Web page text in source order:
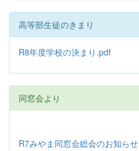
高等部生徒のきまり
R8年度学校の決まり.pdf
同窓会より
R7みやま同窓会総会のお知らせ